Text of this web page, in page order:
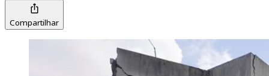
Compartilhar